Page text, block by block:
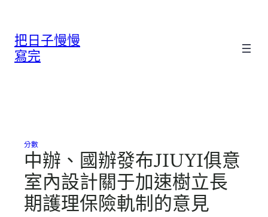
把日子慢慢
寫完
分數
中辦、國辦發布JIUYI俱意
室內設計關于加速樹立長
期護理保險軌制的意見